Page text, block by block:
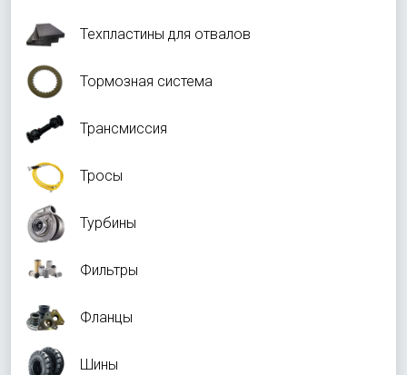
Техпластины для отвалов
Тормозная система
Трансмиссия
Тросы
Турбины
Фильтры
Фланцы
Шины